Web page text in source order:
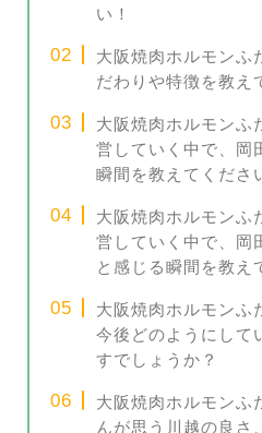
い！
大阪焼肉ホルモンふ
だわりや特徴を教え
大阪焼肉ホルモンふ
営していく中で、岡
瞬間を教えてくださ
大阪焼肉ホルモンふ
営していく中で、岡
と感じる瞬間を教え
大阪焼肉ホルモンふ
今後どのようにして
すでしょうか？
大阪焼肉ホルモンふ
んが思う川越の良さ